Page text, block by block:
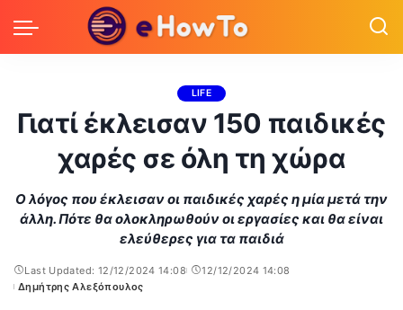
LIFE
Γιατί έκλεισαν 150 παιδικές
χαρές σε όλη τη χώρα
Ο λόγος που έκλεισαν οι παιδικές χαρές η μία μετά την
άλλη. Πότε θα ολοκληρωθούν οι εργασίες και θα είναι
ελεύθερες για τα παιδιά
Last Updated: 12/12/2024 14:08
12/12/2024 14:08
Posted
Δημήτρης Αλεξόπουλος